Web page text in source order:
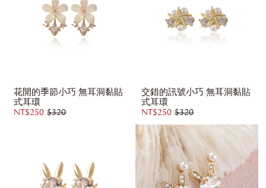
花開的季節小巧 無耳洞黏貼
式耳環
NT$250 $320
交錯的訊號小巧 無耳洞黏貼
式耳環
NT$250 $320